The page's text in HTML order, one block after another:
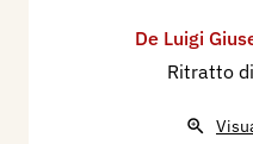
De Luigi
Ritratto